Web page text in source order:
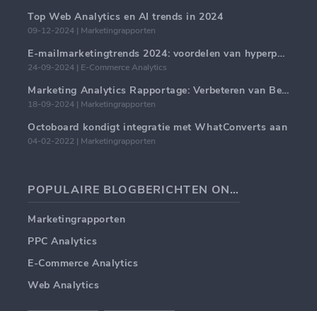
Top Web Analytics en AI trends in 2024
09-12-2024 | Marketingrapporten
E-mailmarketingtrends 2024: voordelen van hyperpersonalisatie
24-09-2024 | E-Commerce Analytics
Marketing Analytics Rapportage: Verbeteren van Bedrijfsinzichten
18-09-2024 | Marketingrapporten
Octoboard kondigt integratie met WhatConverts aan
04-02-2022 | Marketingrapporten
POPULAIRE BLOGBERICHTEN ONDERWERPEN
Marketingrapporten
PPC Analytics
E-Commerce Analytics
Web Analytics